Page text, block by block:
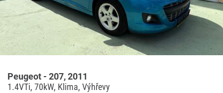
Peugeot - 207, 2011
1.4VTi, 70kW, Klima, Výhřevy